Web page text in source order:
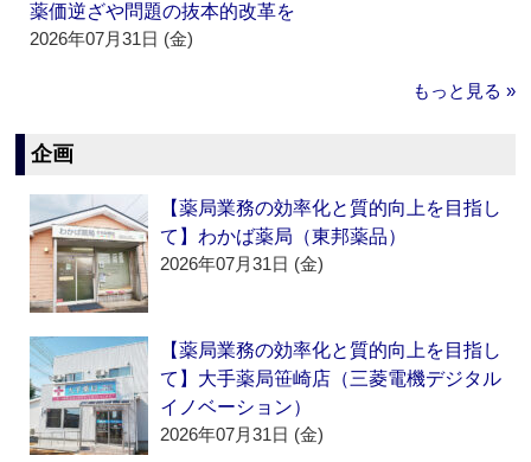
薬価逆ざや問題の抜本的改革を
2026年07月31日 (金)
もっと見る »
企画
【薬局業務の効率化と質的向上を目指し
て】わかば薬局（東邦薬品）
2026年07月31日 (金)
【薬局業務の効率化と質的向上を目指し
て】大手薬局笹崎店（三菱電機デジタル
イノベーション）
2026年07月31日 (金)